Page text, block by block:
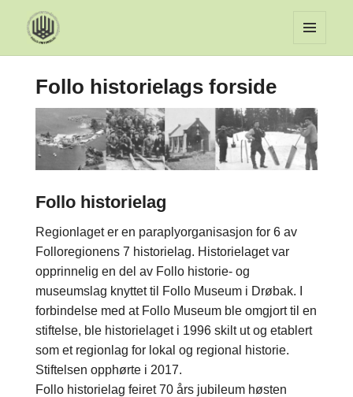
MENY
Follo historielags forside
Follo historielag
Regionlaget er en paraplyorganisasjon for 6 av
Folloregionens 7 historielag. Historielaget var
opprinnelig en del av Follo historie- og
museumslag knyttet til Follo Museum i Drøbak. I
forbindelse med at Follo Museum ble omgjort til en
stiftelse, ble historielaget i 1996 skilt ut og etablert
som et regionlag for lokal og regional historie.
Stiftelsen opphørte i 2017.
Follo historielag feiret 70 års jubileum høsten